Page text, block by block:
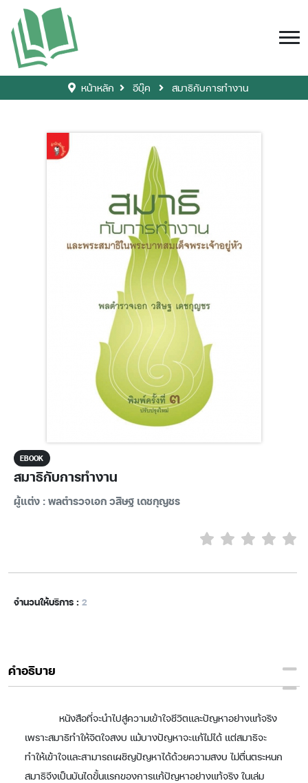
หน้าหลัก อีบุ๊ค สมาธิกับการทำงาน
EBOOK
สมาธิกับการทำงาน
ผู้แต่ง : พลตำรวจเอก วสิษฐ เดชกุญชร
จำนวนให้บริการ : 2
คำอธิบาย
หนังสือที่จะนำไปสู่ความเข้าใจชีวิตและปัญหาอย่างแท้จริง
เพราะสมาธิทำให้จิตใจสงบ แม้บางปัญหาจะแก้ไม่ได้ แต่สมาธิจะ
ทำให้เข้าใจและสามารถเผชิญปัญหาได้ด้วยความสงบ ไม่ตื่นตระหนก
สมาธิจึงเป็นบันไดขั้นแรกของการแก้ปัญหาอย่างแท้จริง ในเล่ม